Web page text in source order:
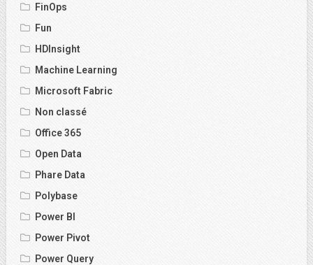
FinOps
Fun
HDInsight
Machine Learning
Microsoft Fabric
Non classé
Office 365
Open Data
Phare Data
Polybase
Power BI
Power Pivot
Power Query